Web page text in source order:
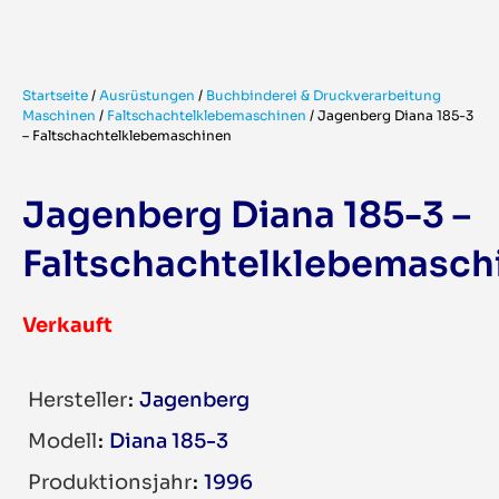
Startseite / Ausrüstungen / Buchbinderei & Druckverarbeitung
Maschinen / Faltschachtelklebemaschinen / Jagenberg Diana 185-3
– Faltschachtelklebemaschinen
Jagenberg Diana 185-3 –
Verkauft
Hersteller Jagenberg
Modell Diana 185-3
Produktionsjahr 1996